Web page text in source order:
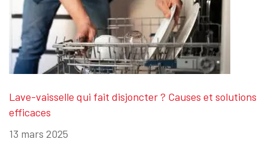
Lave-vaisselle qui fait disjoncter ? Causes et solutions
efficaces
13 mars 2025